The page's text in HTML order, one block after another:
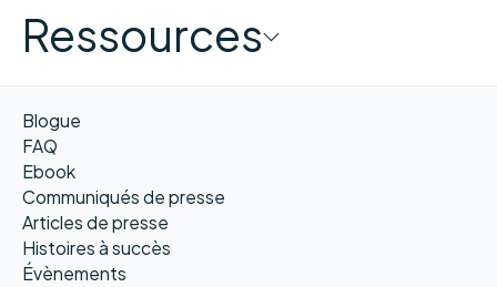
Ressources
Blogue
FAQ
Ebook
Communiqués de presse
Articles de presse
Histoires à succès
Évènements